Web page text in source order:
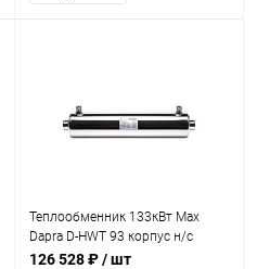
Теплообменник 133кВт Max
Dapra D-HWT 93 корпус н/с
спираль н/с AISI 316 (100129)
126 528 ₽/ шт